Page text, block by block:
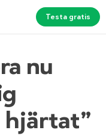
Testa gratis
nu
hjärtat”